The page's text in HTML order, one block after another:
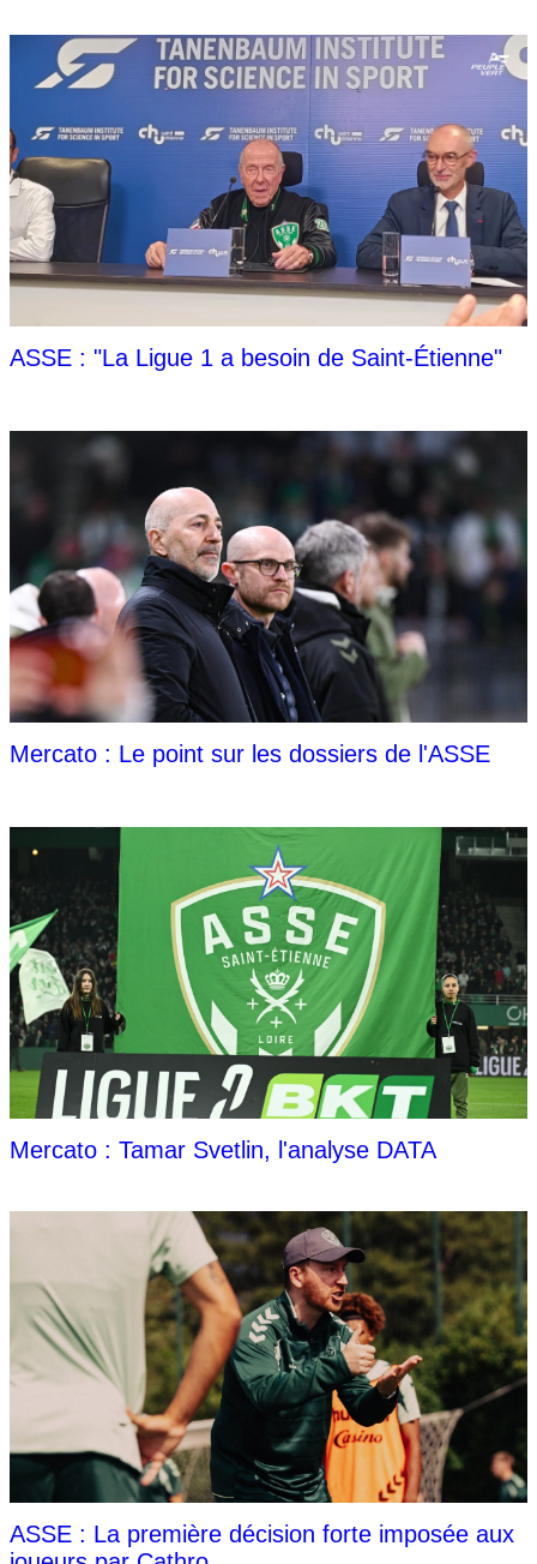
ASSE : "La Ligue 1 a besoin de Saint-Étienne"
Mercato : Le point sur les dossiers de l'ASSE
Mercato : Tamar Svetlin, l'analyse DATA
ASSE : La première décision forte imposée aux